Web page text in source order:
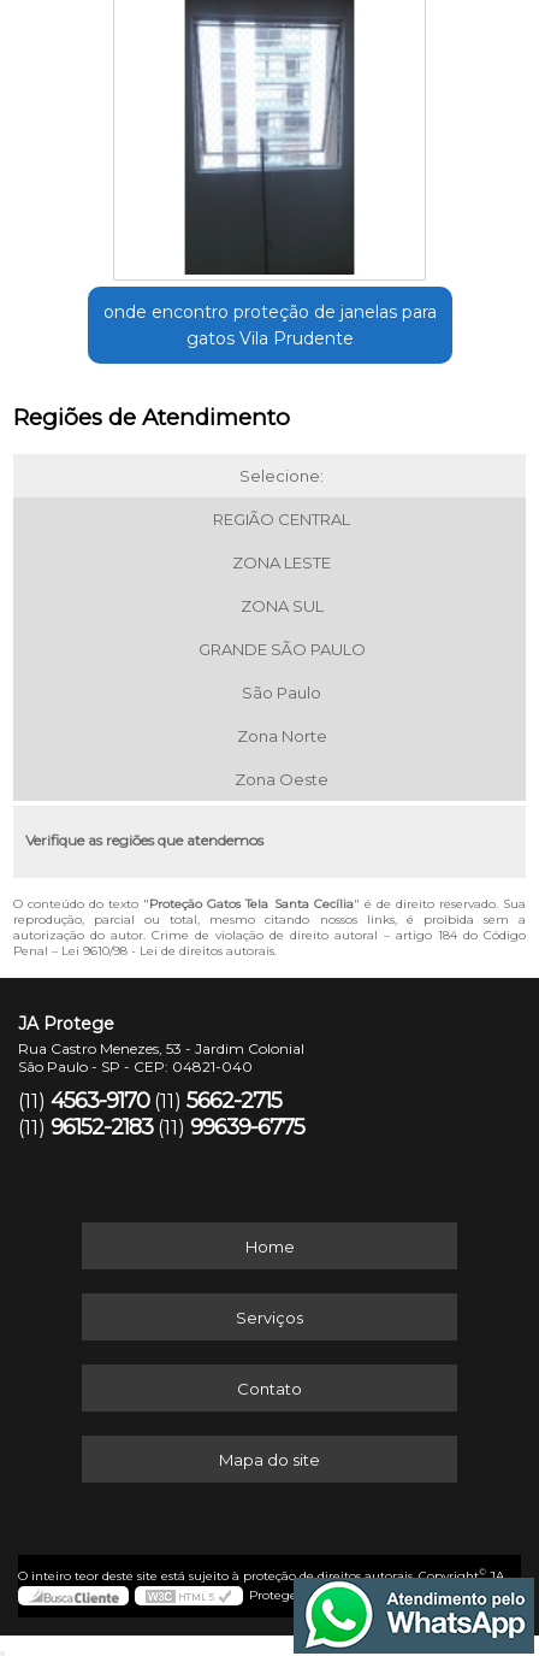
onde encontro proteção de janelas para
gatos Vila Prudente
Regiões de Atendimento
Selecione:
REGIÃO CENTRAL
ZONA LESTE
ZONA SUL
GRANDE SÃO PAULO
São Paulo
Zona Norte
Zona Oeste
Verifique as regiões que atendemos
O conteúdo do texto "Proteção Gatos Tela Santa Cecília" é de direito reservado. Sua
reprodução, parcial ou total, mesmo citando nossos links, é proibida sem a
autorização do autor. Crime de violação de direito autoral – artigo 184 do Código
Penal – Lei 9610/98 - Lei de direitos autorais.
JA Protege
Rua Castro Menezes, 53 - Jardim Colonial
São Paulo - SP - CEP: 04821-040
(11) 4563-9170 (11) 5662-2715
(11) 96152-2183 (11) 99639-6775
Home
Serviços
Contato
Mapa do site
O inteiro teor deste site está sujeito à proteção de direitos autorais. Copyright©JA
Protege (Lei 9610 de 19/02/1998)